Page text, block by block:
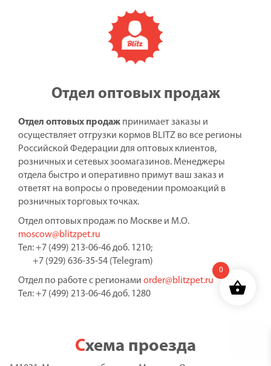
Отдел оптовых продаж
Отдел оптовых продаж принимает заказы и
осуществляет отгрузки кормов BLITZ во все регионы
Российской Федерации для оптовых клиентов,
розничных и сетевых зоомагазинов. Менеджеры
отдела быстро и оперативно примут ваш заказ и
ответят на вопросы о проведении промоакций в
розничных торговых точках.
Отдел оптовых продаж по Москве и М.О.
moscow@blitzpet.ru
Тел: +7 (499) 213-06-46 доб. 1210;
+7 (929) 636-35-54 (Telegram)
Отдел по работе с регионами order@blitzpet.ru
Тел: +7 (499) 213-06-46 доб. 1280
Схема проезда
0